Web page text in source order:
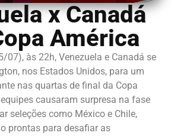
x Canadá
América
07), às 22h, Venezuela e Canadá se
nos Estados Unidos, para um
nas quartas de final da Copa
causaram surpresa na fase
seleções como México e Chile,
prontas para desafiar as